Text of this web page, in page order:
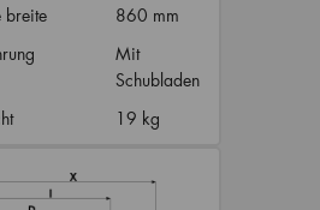
breite
860 mm
Mit
Schubladen
19 kg